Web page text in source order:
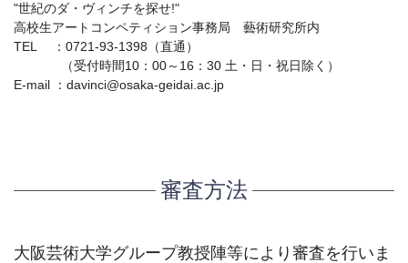
"世紀のダ・ヴィンチを探せ!"
高校生アートコンペティション事務局 藝術研究所内
TEL ：0721-93-1398（直通）
（受付時間10：00～16：30 土・日・祝日除く）
E-mail ： davinci@osaka-geidai.ac.jp
審査方法
大阪芸術大学グループ教授陣等により審査を行いま